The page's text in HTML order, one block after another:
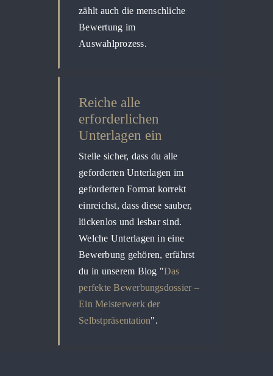
zählt auch die menschliche
Bewertung im
Auswahlprozess.
Reiche alle
erforderlichen
Unterlagen ein
Stelle sicher, dass du alle
geforderten Unterlagen im
geforderten Format korrekt
einreichst, dass diese sauber,
lückenlos und lesbar sind.
Welche Unterlagen in eine
Bewerbung gehören, erfährst
du in unserem Blog "Das
perfekte Bewerbungsdossier –
Ein Meisterwerk der
Selbstpräsentation".